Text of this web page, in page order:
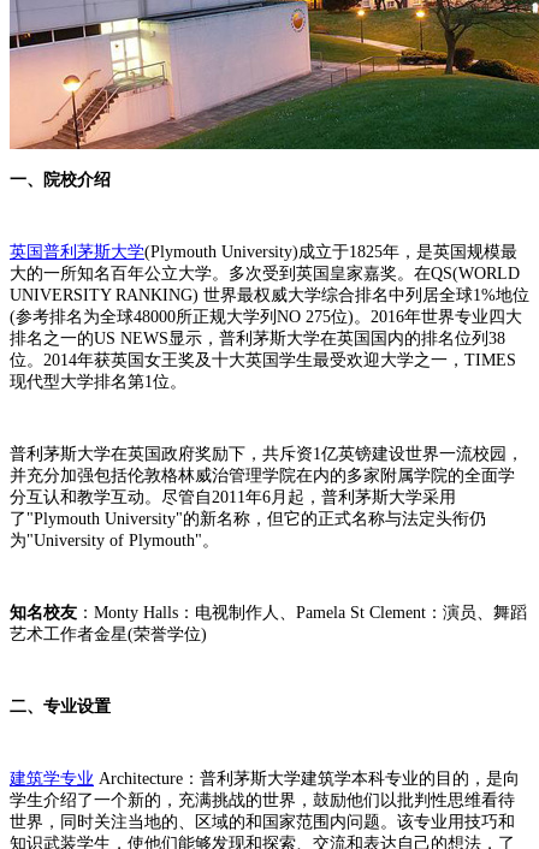
一、院校介绍
英国普利茅斯大学(Plymouth University)成立于1825年，是英国规模最
大的一所知名百年公立大学。多次受到英国皇家嘉奖。在QS(WORLD
UNIVERSITY RANKING) 世界最权威大学综合排名中列居全球1%地位
(参考排名为全球48000所正规大学列NO 275位)。2016年世界专业四大
排名之一的US NEWS显示，普利茅斯大学在英国国内的排名位列38
位。2014年获英国女王奖及十大英国学生最受欢迎大学之一，TIMES
现代型大学排名第1位。
普利茅斯大学在英国政府奖励下，共斥资1亿英镑建设世界一流校园，
并充分加强包括伦敦格林威治管理学院在内的多家附属学院的全面学
分互认和教学互动。尽管自2011年6月起，普利茅斯大学采用
了"Plymouth University"的新名称，但它的正式名称与法定头衔仍
为"University of Plymouth"。
知名校友 ：Monty Halls：电视制作人、Pamela St Clement：演员、舞蹈
艺术工作者金星(荣誉学位)
二、专业设置
建筑学专业 Architecture：普利茅斯大学建筑学本科专业的目的，是向
学生介绍了一个新的，充满挑战的世界，鼓励他们以批判性思维看待
世界，同时关注当地的、区域的和国家范围内问题。该专业用技巧和
知识武装学生，使他们能够发现和探索、交流和表达自己的想法，了